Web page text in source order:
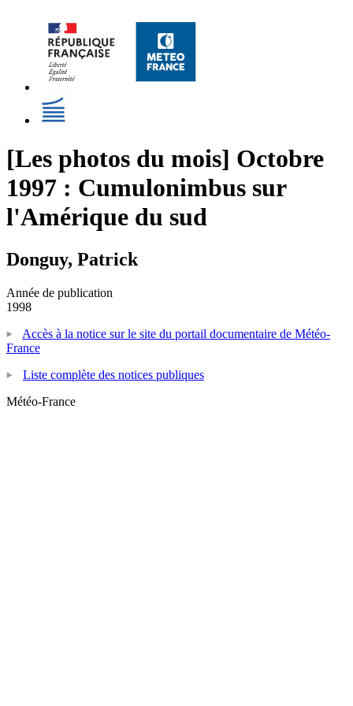
[Les photos du mois] Octobre
1997 : Cumulonimbus sur
l'Amérique du sud
Donguy, Patrick
Année de publication
1998
Accès à la notice sur le site du portail documentaire de Météo-
France
Liste complète des notices publiques
Météo-France